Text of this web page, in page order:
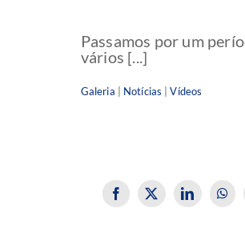
Passamos por um
vários [...]
Galeria Notícias |Vídeos